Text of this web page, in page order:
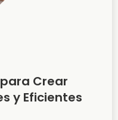
para Crear
y Eficientes